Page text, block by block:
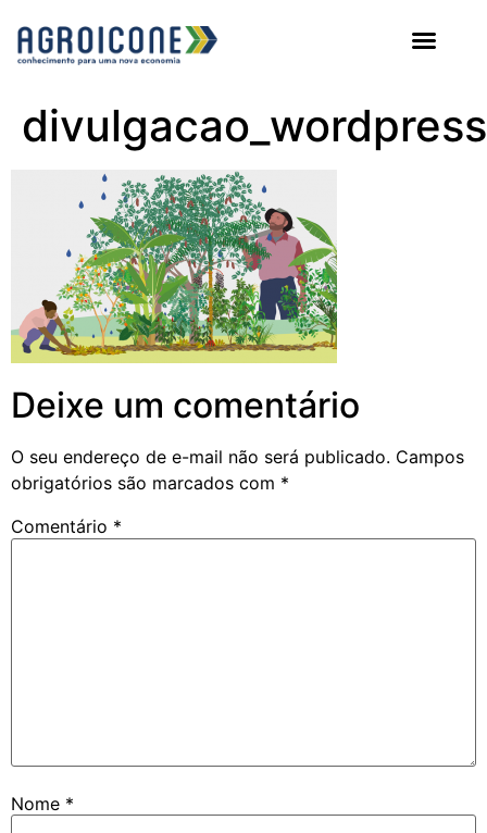
divulgacao_wordpress
Deixe um comentário
O seu endereço de e-mail não será publicado. Campos
obrigatórios são marcados com *
Comentário *
Nome *